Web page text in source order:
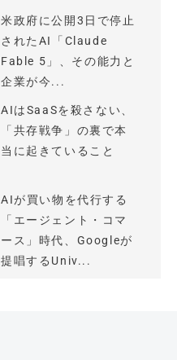
米政府に公開3日で停止
されたAI「Claude
Fable 5」、その能力と
企業が今...
AIはSaaSを殺さない、
「共存戦争」の裏で本
当に起きていること
AIが買い物を代行する
「エージェント・コマ
ース」時代、Googleが
提唱するUniv...